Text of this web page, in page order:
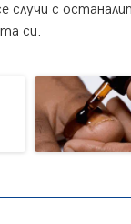
с
си.